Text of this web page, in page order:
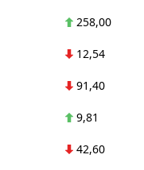
258,00
12,54
91,40
9,81
42,60